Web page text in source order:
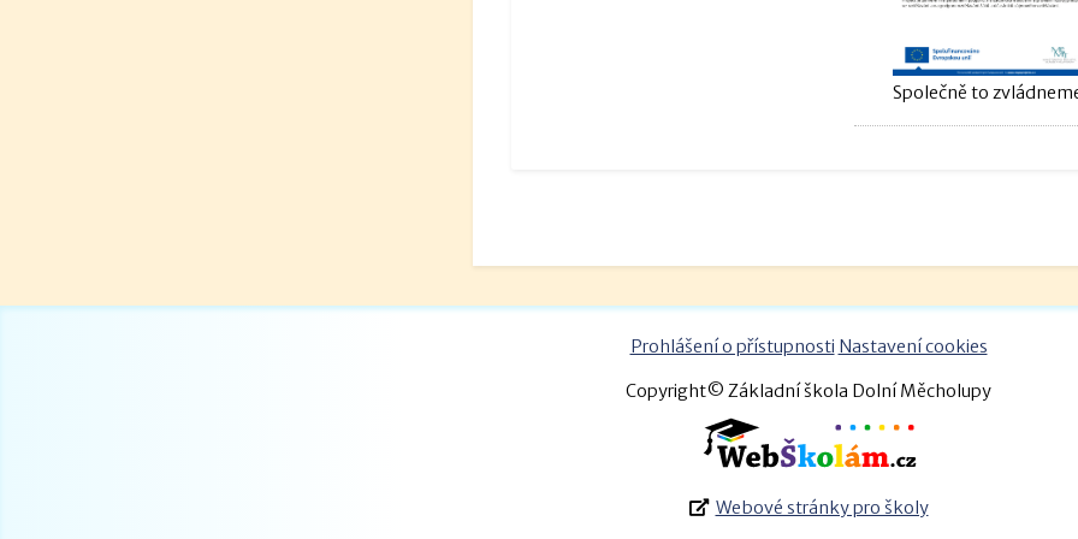
Společně to
Prohlášení o přístupnosti Nastavení cookies
Copyright© Základní škola Dolní Měcholupy
Webové stránky pro školy